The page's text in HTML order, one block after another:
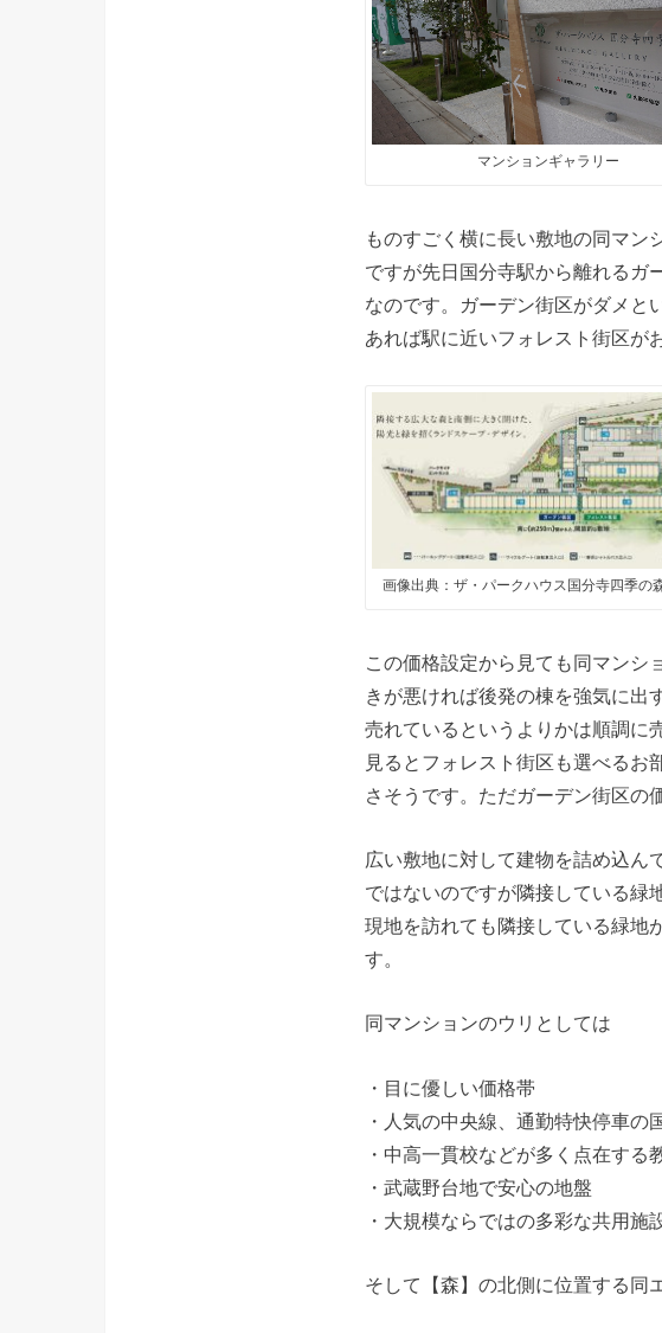
マンションギャラリー
ものすごく横に長い敷地の同マン
ですが先日国分寺駅から離れるガ
なのです。ガーデン街区がダメと
あれば駅に近いフォレスト街区が
画像出典：ザ・パークハウス国分寺四季の
この価格設定から見ても同マン
きが悪ければ後発の棟を強気に出
売れているというよりかは順調に
見るとフォレスト街区も選べるお
さそうです。ただガーデン街区の
広い敷地に対して建物を詰め込ん
ではないのですが隣接している緑
現地を訪れても隣接している緑地
す。
同マンションのウリとしては
・目に優しい価格帯
・人気の中央線、通勤特快停車の
・中高一貫校などが多く点在する
・武蔵野台地で安心の地盤
・大規模ならではの多彩な共用施
そして【森】の北側に位置する同